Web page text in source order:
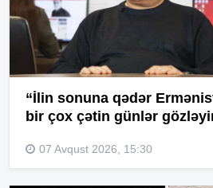
“İlin sonuna qədər
bir çox çətin günlər
07 Avqust 2026, 15:30